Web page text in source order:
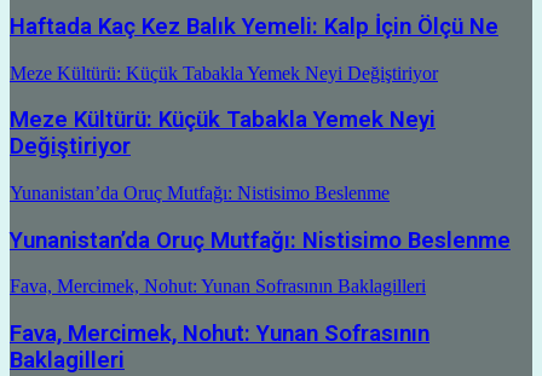
Haftada Kaç Kez Balık Yemeli: Kalp İçin Ölçü Ne
Meze Kültürü: Küçük Tabakla Yemek Neyi Değiştiriyor
Meze Kültürü: Küçük Tabakla Yemek Neyi
Değiştiriyor
Yunanistan’da Oruç Mutfağı: Nistisimo Beslenme
Yunanistan’da Oruç Mutfağı: Nistisimo Beslenme
Fava, Mercimek, Nohut: Yunan Sofrasının Baklagilleri
Fava, Mercimek, Nohut: Yunan Sofrasının
Baklagilleri